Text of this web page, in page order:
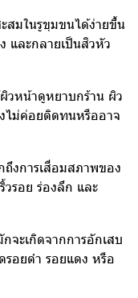
สมในรูขุมขนได้ง่ายขึ้น
และกลายเป็นสิวหัว
วหน้าดูหยาบกร้าน ผิว
ไม่ค่อยติดทนหรืออาจ
งการเสื่อมสภาพของ
รอย ร่องลึก และ
จะเกิดจากการอักเสบ
อยดำ รอยแดง หรือ